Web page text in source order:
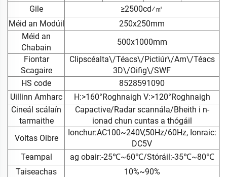
Gile
≥2500cd⁄㎡
Méid an Modúil
250x250mm
Méid an
Chabain
500x1000mm
Fiontar
Scagaire
Clipscéalta\/Téacs\/Pictiúr\/Am\/Téacs
3D\/Oifig\/SWF
HS code
8528591090
Uillinn Amharc
H:>160°Roghnaigh V:>120°Roghnaigh
Cineál scálaín
tarmaithe
Capactive/Radar scannála/Bheith i n-
ionad chun cuntas a thógáil
Voltas Oibre
Ionchur:AC100~240V,50Hz/60Hz, Ionraic:
DC5V
Teampal
ag obair:-25℃~60℃/Stóráil:-35℃~80℃
Taiseachas
10%~90%